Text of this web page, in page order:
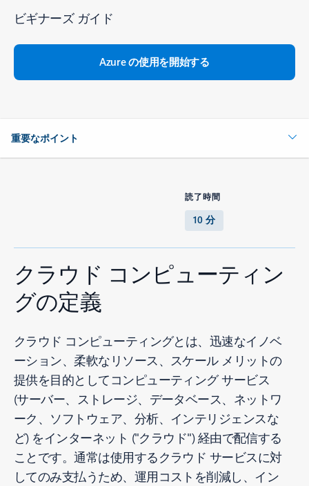
ビギナーズ ガイド
Azure の使用を開始する
重要なポイント
読了時間
10 分
クラウド コンピューティン
グの定義
クラウド コンピューティングとは、迅速なイノベ
ーション、柔軟なリソース、スケール メリットの
提供を目的としてコンピューティング サービス
(サーバー、ストレージ、データベース、ネットワ
ーク、ソフトウェア、分析、インテリジェンスな
ど) をインターネット ("クラウド") 経由で配信する
ことです。通常は使用するクラウド サービスに対
してのみ支払うため、運用コストを削減し、イン